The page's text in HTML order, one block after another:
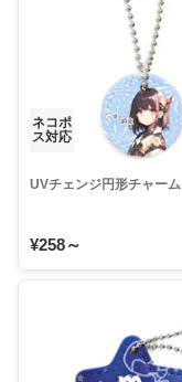
ネコポ
ス対応
UVチェンジ円形チャーム
¥258～